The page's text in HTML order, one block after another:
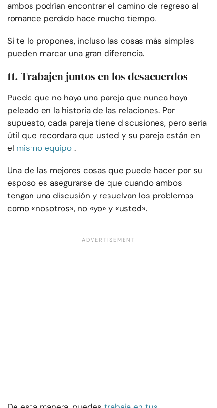
ambos podrían encontrar el camino de regreso al
romance perdido hace mucho tiempo.
Si te lo propones, incluso las cosas más simples
pueden marcar una gran diferencia.
11. Trabajen juntos en los desacuerdos
Puede que no haya una pareja que nunca haya
peleado en la historia de las relaciones. Por
supuesto, cada pareja tiene discusiones, pero sería
útil que recordara que usted y su pareja están en
el mismo equipo .
Una de las mejores cosas que puede hacer por su
esposo es asegurarse de que cuando ambos
tengan una discusión y resuelvan los problemas
como «nosotros», no «yo» y «usted».